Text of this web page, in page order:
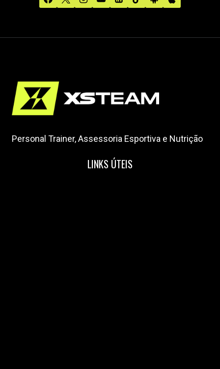
Personal Trainer, Assessoria Esportiva e Nutrição
LINKS ÚTEIS